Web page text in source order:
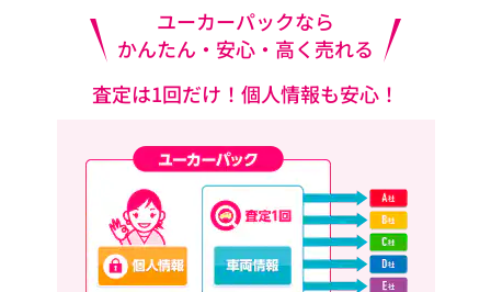
ユーカーパックなら
かんたん・安心・高く売れる
査定は1回だけ！個人情報も安心！